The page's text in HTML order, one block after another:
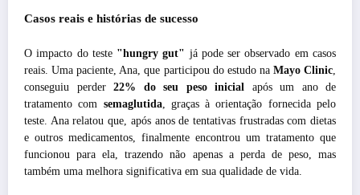
Casos reais e histórias de sucesso
O impacto do teste "hungry gut" já pode ser observado em casos
reais. Uma paciente, Ana, que participou do estudo na Mayo Clinic,
conseguiu perder 22% do seu peso inicial após um ano de
tratamento com semaglutida, graças à orientação fornecida pelo
teste. Ana relatou que, após anos de tentativas frustradas com dietas
e outros medicamentos, finalmente encontrou um tratamento que
funcionou para ela, trazendo não apenas a perda de peso, mas
também uma melhora significativa em sua qualidade de vida.